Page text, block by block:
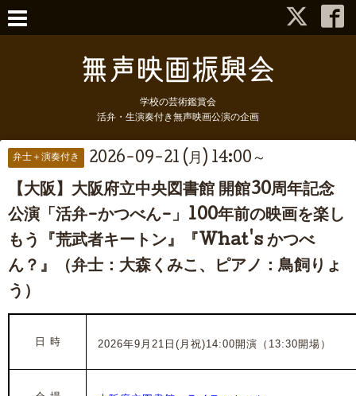
学校の芸術鑑賞会
活弁・生演奏付き無声映画公演の企画
弁士＋演奏付き 2026-09-21 (月) 14:00～
【大阪】大阪府立中央図書館 開館30周年記念
公演「活弁-かつべん-」100年前の映画を楽し
もう『荒武者キートン』『What's かつべ
ん？』（弁士：大森くみこ、ピアノ：鳥飼りょ
う）
日 時 2026年9月21日(月祝)14:00開演（13:30開場）